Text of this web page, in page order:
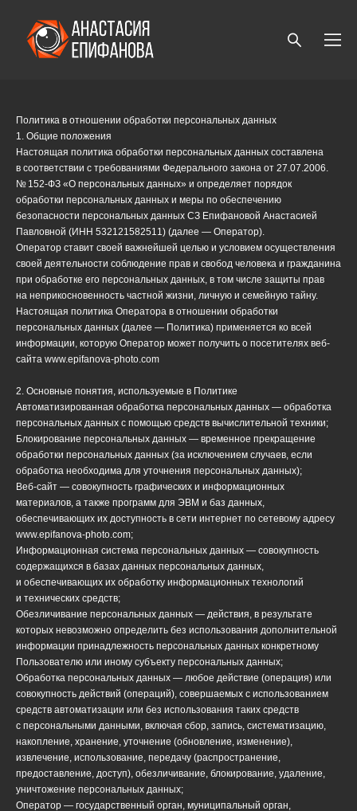
Политика в отношении обработки персональных данных
1. Общие положения
Настоящая политика обработки персональных данных составлена
в соответствии с требованиями Федерального закона от 27.07.2006.
№ 152-ФЗ «О персональных данных» и определяет порядок
обработки персональных данных и меры по обеспечению
безопасности персональных данных СЗ Епифановой Анастасией
Павловной (ИНН 532121582511) (далее — Оператор).
Оператор ставит своей важнейшей целью и условием осуществления
своей деятельности соблюдение прав и свобод человека и гражданина
при обработке его персональных данных, в том числе защиты прав
на неприкосновенность частной жизни, личную и семейную тайну.
Настоящая политика Оператора в отношении обработки
персональных данных (далее — Политика) применяется ко всей
информации, которую Оператор может получить о посетителях веб-
сайта www.epifanova-photo.com
2. Основные понятия, используемые в Политике
Автоматизированная обработка персональных данных — обработка
персональных данных с помощью средств вычислительной техники;
Блокирование персональных данных — временное прекращение
обработки персональных данных (за исключением случаев, если
обработка необходима для уточнения персональных данных);
Веб-сайт — совокупность графических и информационных
материалов, а также программ для ЭВМ и баз данных,
обеспечивающих их доступность в сети интернет по сетевому адресу
www.epifanova-photo.com;
Информационная система персональных данных — совокупность
содержащихся в базах данных персональных данных,
и обеспечивающих их обработку информационных технологий
и технических средств;
Обезличивание персональных данных — действия, в результате
которых невозможно определить без использования дополнительной
информации принадлежность персональных данных конкретному
Пользователю или иному субъекту персональных данных;
Обработка персональных данных — любое действие (операция) или
совокупность действий (операций), совершаемых с использованием
средств автоматизации или без использования таких средств
с персональными данными, включая сбор, запись, систематизацию,
накопление, хранение, уточнение (обновление, изменение),
извлечение, использование, передачу (распространение,
предоставление, доступ), обезличивание, блокирование, удаление,
уничтожение персональных данных;
Оператор — государственный орган, муниципальный орган,